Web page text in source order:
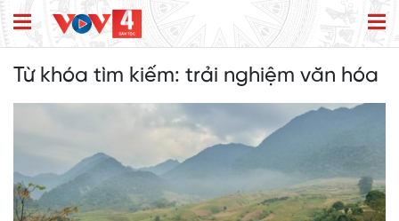
Từ khóa tìm kiếm: trải nghiệm văn hóa